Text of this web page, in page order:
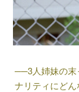
──3人姉妹の末
ナリティにどん